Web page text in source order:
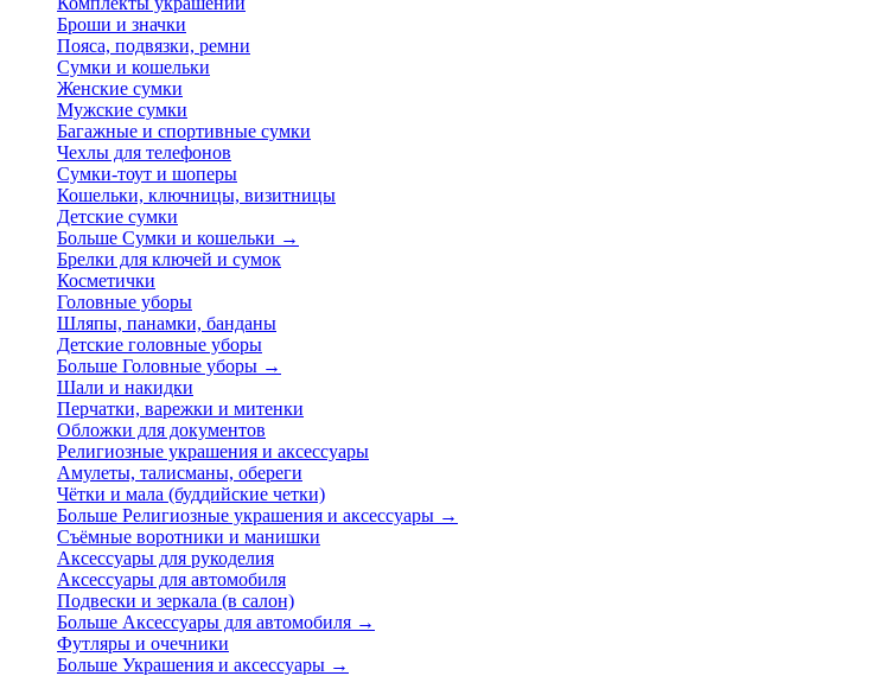
Броши и значки
Пояса, подвязки, ремни
Сумки и кошельки
Женские сумки
Мужские сумки
Багажные и спортивные сумки
Чехлы для телефонов
Сумки-тоут и шоперы
Кошельки, ключницы, визитницы
Детские сумки
Больше Сумки и кошельки →
Брелки для ключей и сумок
Косметички
Головные уборы
Шляпы, панамки, банданы
Детские головные уборы
Больше Головные уборы →
Шали и накидки
Перчатки, варежки и митенки
Обложки для документов
Религиозные украшения и аксессуары
Амулеты, талисманы, обереги
Чётки и мала (буддийские четки)
Больше Религиозные украшения и аксессуары →
Съёмные воротники и манишки
Аксессуары для рукоделия
Аксессуары для автомобиля
Подвески и зеркала (в салон)
Больше Аксессуары для автомобиля →
Футляры и очечники
Больше Украшения и аксессуары →